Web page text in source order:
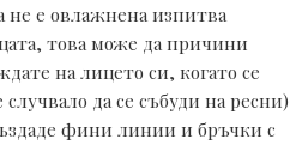
не е овлажнена изпитва
това може да причини
на лицето си, когато се
да се събуди на ресни)
фини линии и бръчки с